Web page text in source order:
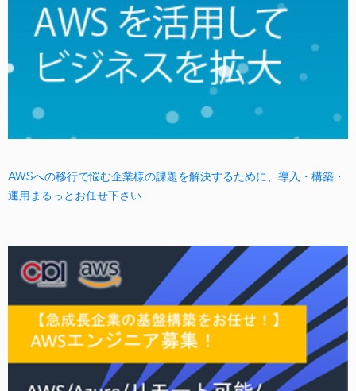
AWSへの移行で悩む企業様の課題を解決するために、導入・構築・
運用まるっとお任せ下さい